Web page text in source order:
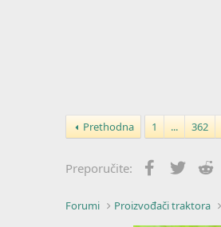
Prethodna 1 ... 362
Preporučite: Facebook
Twitter
Forumi Proizvođači traktora